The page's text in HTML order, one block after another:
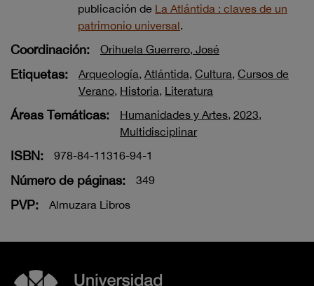
publicación de La Atlántida : claves de un
patrimonio universal.
Coordinación: Orihuela Guerrero, José
Etiquetas: Arqueología, Atlántida, Cultura, Cursos de
Verano, Historia, Literatura
Áreas Temáticas: Humanidades y Artes, 2023,
Multidisciplinar
ISBN: 978-84-11316-94-1
Número de páginas: 349
PVP: Almuzara Libros